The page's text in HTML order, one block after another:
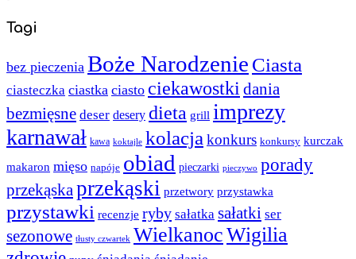
Tagi
bez pieczenia Boże Narodzenie Ciasta
ciasteczka ciastka ciasto ciekawostki dania
bezmięsne deser desery dieta grill imprezy
karnawał kawa koktajle kolacja konkurs konkursy kurczak
makaron mięso napóje obiad pieczarki pieczywo porady
przekąskaprzekąski przetwory przystawka
przystawki recenzje ryby sałatka sałatki ser
sezonowe tłusty czwartek WielkanocWigilia